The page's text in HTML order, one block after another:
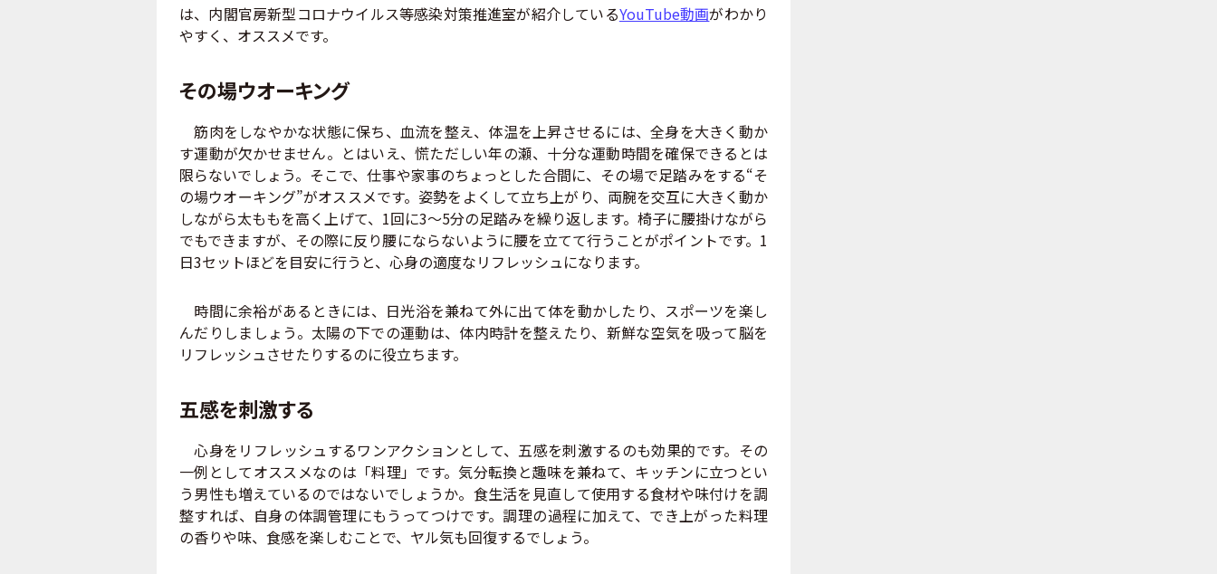
は、内閣官房新型コロナウイルス等感染対策推進室が紹介しているYouTube動画がわかり
やすく、オススメです。
その場ウオーキング
筋肉をしなやかな状態に保ち、血流を整え、体温を上昇させるには、全身を大きく動か
す運動が欠かせません。とはいえ、慌ただしい年の瀬、十分な運動時間を確保できるとは
限らないでしょう。そこで、仕事や家事のちょっとした合間に、その場で足踏みをする“そ
の場ウオーキング”がオススメです。姿勢をよくして立ち上がり、両腕を交互に大きく動か
しながら太ももを高く上げて、1回に3〜5分の足踏みを繰り返します。椅子に腰掛けながら
でもできますが、その際に反り腰にならないように腰を立てて行うことがポイントです。1
日3セットほどを目安に行うと、心身の適度なリフレッシュになります。
時間に余裕があるときには、日光浴を兼ねて外に出て体を動かしたり、スポーツを楽し
んだりしましょう。太陽の下での運動は、体内時計を整えたり、新鮮な空気を吸って脳を
リフレッシュさせたりするのに役立ちます。
五感を刺激する
心身をリフレッシュするワンアクションとして、五感を刺激するのも効果的です。その
一例としてオススメなのは「料理」です。気分転換と趣味を兼ねて、キッチンに立つとい
う男性も増えているのではないでしょうか。食生活を見直して使用する食材や味付けを調
整すれば、自身の体調管理にもうってつけです。調理の過程に加えて、でき上がった料理
の香りや味、食感を楽しむことで、ヤル気も回復するでしょう。